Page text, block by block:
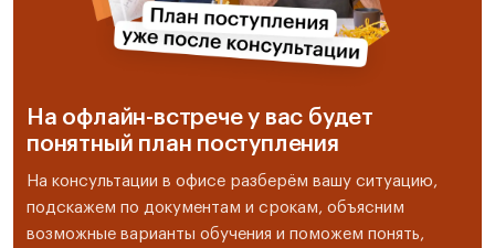
На офлайн-встрече у вас будет
понятный план поступления
На консультации в офисе разберём вашу ситуацию,
подскажем по документам и срокам, объясним
возможные варианты обучения и поможем понять,